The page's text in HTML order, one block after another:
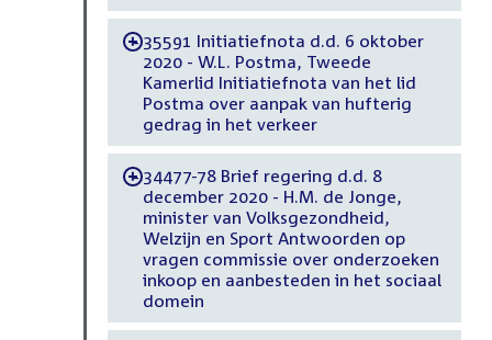
-35591 Initiatiefnota d.d. 6 oktober
2020 - W.L. Postma, Tweede
Kamerlid Initiatiefnota van het lid
Postma over aanpak van hufterig
gedrag in het verkeer
-34477-78 Brief regering d.d. 8
december 2020 - H.M. de Jonge,
minister van Volksgezondheid,
Welzijn en Sport Antwoorden op
vragen commissie over onderzoeken
inkoop en aanbesteden in het sociaal
domein